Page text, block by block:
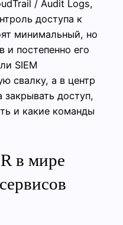
/ Audit Logs,
доступа к
минимальный, но
и постепенно его
SIEM
свалку, а в центр
закрывать доступ,
и какие команды
в мире